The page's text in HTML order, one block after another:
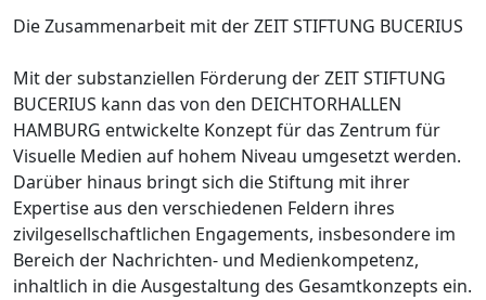
Die Zusammenarbeit mit der ZEIT STIFTUNG BUCERIUS
Mit der substanziellen Förderung der ZEIT STIFTUNG
BUCERIUS kann das von den DEICHTORHALLEN
HAMBURG entwickelte Konzept für das Zentrum für
Visuelle Medien auf hohem Niveau umgesetzt werden.
Darüber hinaus bringt sich die Stiftung mit ihrer
Expertise aus den verschiedenen Feldern ihres
zivilgesellschaftlichen Engagements, insbesondere im
Bereich der Nachrichten- und Medienkompetenz,
inhaltlich in die Ausgestaltung des Gesamtkonzepts ein.